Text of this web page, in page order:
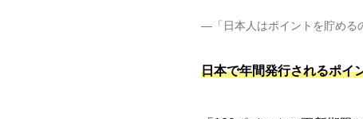
―「日本人はポイントを貯める
日本で年間発行されるポイ